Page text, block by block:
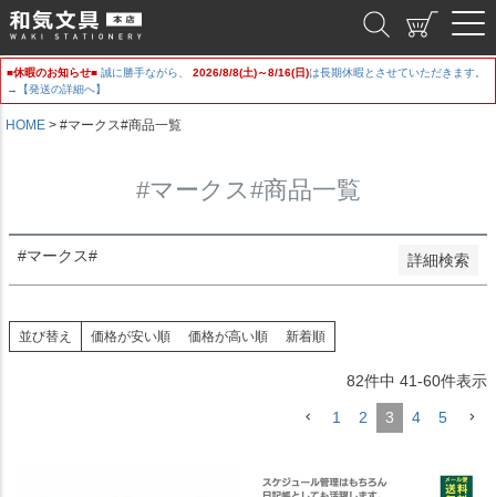
■休暇のお知らせ■ 誠に勝手ながら、 2026/8/8(土)～8/16(日)は長期休暇とさせていただきます。
→【発送の詳細へ】
HOME #マークス#商品一覧
#マークス#商品一覧
#マークス# 詳細検索
登録順
価格が安い順
価格が高い順
優先度順
レビュー順
検索
並び替え 価格が安い順 価格が高い順 新着順
82件中 41-60件表示
1 2 3 4 5